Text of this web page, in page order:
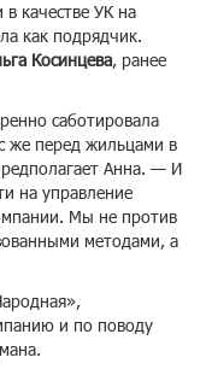
качестве УК на
как подрядчик.
Косинцева, ранее
саботировала
же перед жильцами в
Анна. — И
на управление
Мы не против
методами, а
и по поводу